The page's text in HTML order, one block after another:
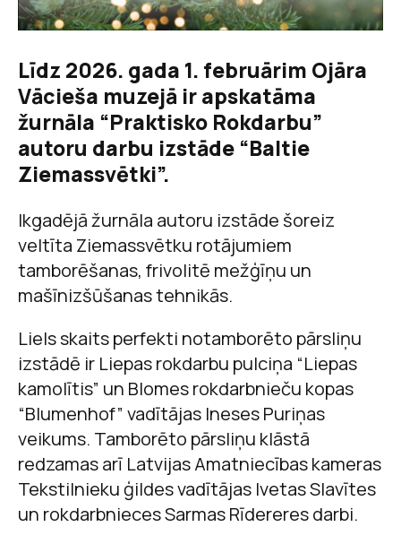
Līdz 2026. gada 1. februārim Ojāra
Vācieša muzejā ir apskatāma
žurnāla “Praktisko Rokdarbu”
autoru darbu izstāde “Baltie
Ziemassvētki”.
Ikgadējā žurnāla autoru izstāde šoreiz
veltīta Ziemassvētku rotājumiem
tamborēšanas, frivolitē mežģīņu un
mašīnizšūšanas tehnikās.
Liels skaits perfekti notamborēto pārsliņu
izstādē ir Liepas rokdarbu pulciņa “Liepas
kamolītis” un Blomes rokdarbnieču kopas
“Blumenhof” vadītājas Ineses Puriņas
veikums. Tamborēto pārsliņu klāstā
redzamas arī Latvijas Amatniecības kameras
Tekstilnieku ģildes vadītājas Ivetas Slavītes
un rokdarbnieces Sarmas Rīdereres darbi.